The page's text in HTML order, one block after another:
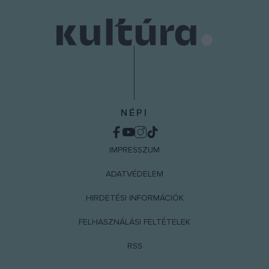
NÉPI
IMPRESSZUM
ADATVÉDELEM
HIRDETÉSI INFORMÁCIÓK
FELHASZNÁLÁSI FELTÉTELEK
RSS